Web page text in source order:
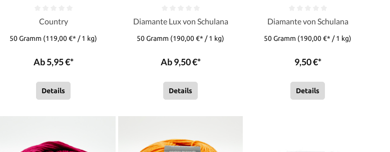
Country
50 Gramm (119,00 €* / 1 kg)
Ab 5,95 €*
Details
Diamante Lux von Schulana
50 Gramm (190,00 €* / 1 kg)
Ab 9,50 €*
Details
Diamante von Schulana
50 Gramm (190,00 €* / 1 kg)
9,50 €*
Details